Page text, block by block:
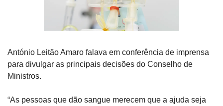
António Leitão Amaro falava em conferência de imprensa
para divulgar as principais decisões do Conselho de
Ministros.
“As pessoas que dão sangue merecem que a ajuda seja